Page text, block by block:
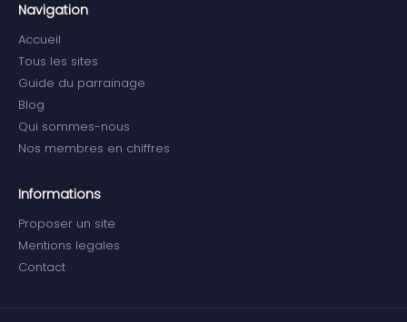
Navigation
Accueil
Tous les sites
Guide du parrainage
Blog
Qui sommes-nous
Nos membres en chiffres
Informations
Proposer un site
Mentions legales
Contact